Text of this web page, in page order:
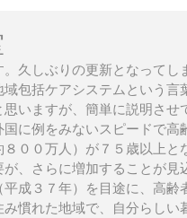
久しぶりの更新となってし
包括ケアシステムという言
いますが、簡単に説明させ
に例をみないスピードで
００万人）が７５歳以上
、さらに増加することが
成３７年）を目途に、高
み慣れた地域で、自分らし